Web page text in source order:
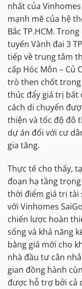
nhất của
mạnh mẽ của hệ
Bắc TP.HCM.
tuyến Vành đai 3
tiếp về trung tâm
cấp Hóc Môn – Củ
trò then chốt trong
thúc đẩy giá trị bất
cách di chuyển
thiện và tốc độ đô
dự án đối với cư
gia tăng.
Thực tế cho thấy,
đoạn hạ tầng
thời điểm giá trị
với Vinhomes
chiến lược hoàn
sống và khả năng
bằng giá mới cho
nhà đầu tư cân
gian đồng hành
được hỗ trợ bởi cả